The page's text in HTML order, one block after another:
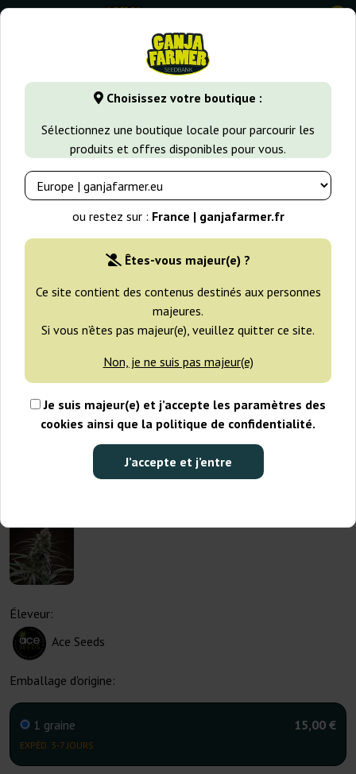
Choisissez votre boutique :
Sélectionnez une boutique locale pour parcourir les
produits et offres disponibles pour vous.
ou restez sur : France | ganjafarmer.fr
Êtes-vous majeur(e) ?
Ce site contient des contenus destinés aux personnes
majeures.
Si vous n’êtes pas majeur(e), veuillez quitter ce site.
Non, je ne suis pas majeur(e)
Je suis majeur(e) et j’accepte les paramètres des
cookies ainsi que la politique de confidentialité.
J’accepte et j’entre
0
GanjaFarmer.fr Types de Graines Graines de Cannabis
Éleveur:
Ace Seeds
Emballage d'origine:
1 graine
EXPÉD. 3-7 JOURS
15,00 €